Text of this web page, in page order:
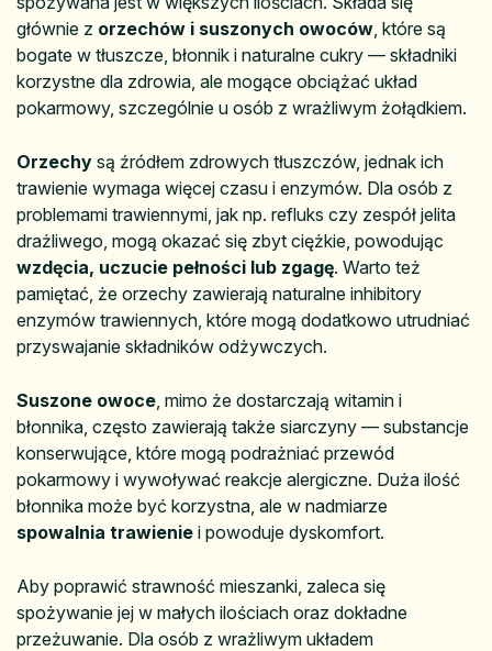
głównie z orzechów i suszonych owoców , które są
bogate w tłuszcze, błonnik i naturalne cukry — składniki
korzystne dla zdrowia, ale mogące obciążać układ
pokarmowy, szczególnie u osób z wrażliwym żołądkiem.
Orzechy są źródłem zdrowych tłuszczów, jednak ich
trawienie wymaga więcej czasu i enzymów. Dla osób z
problemami trawiennymi, jak np. refluks czy zespół jelita
drażliwego, mogą okazać się zbyt ciężkie, powodując
wzdęcia, uczucie pełności lub zgagę. Warto też
pamiętać, że orzechy zawierają naturalne inhibitory
enzymów trawiennych, które mogą dodatkowo utrudniać
przyswajanie składników odżywczych.
Suszone owoce , mimo że dostarczają witamin i
błonnika, często zawierają także siarczyny — substancje
konserwujące, które mogą podrażniać przewód
pokarmowy i wywoływać reakcje alergiczne. Duża ilość
błonnika może być korzystna, ale w nadmiarze
spowalnia trawienie i powoduje dyskomfort.
Aby poprawić strawność mieszanki, zaleca się
spożywanie jej w małych ilościach oraz dokładne
przeżuwanie. Dla osób z wrażliwym układem